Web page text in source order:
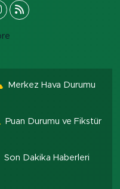
Merkez Hava Durumu
Puan Durumu ve Fikstür
Son Dakika Haberleri